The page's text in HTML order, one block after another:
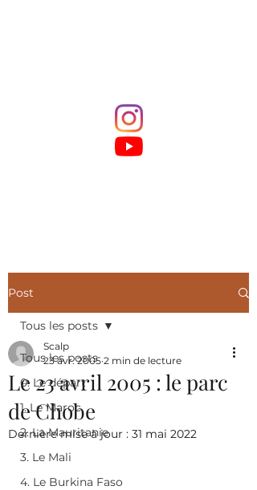
Post
Tous les posts
0. Le départ
1. Le Maroc
2. La Mauritanie
3. Le Mali
4. Le Burkina Faso
Tous les posts
Le 23 avril 2005 : le parc
de Chobe
Scalp
23 avr. 2005 2 min de lecture
Dernière mise à jour : 31 mai 2022